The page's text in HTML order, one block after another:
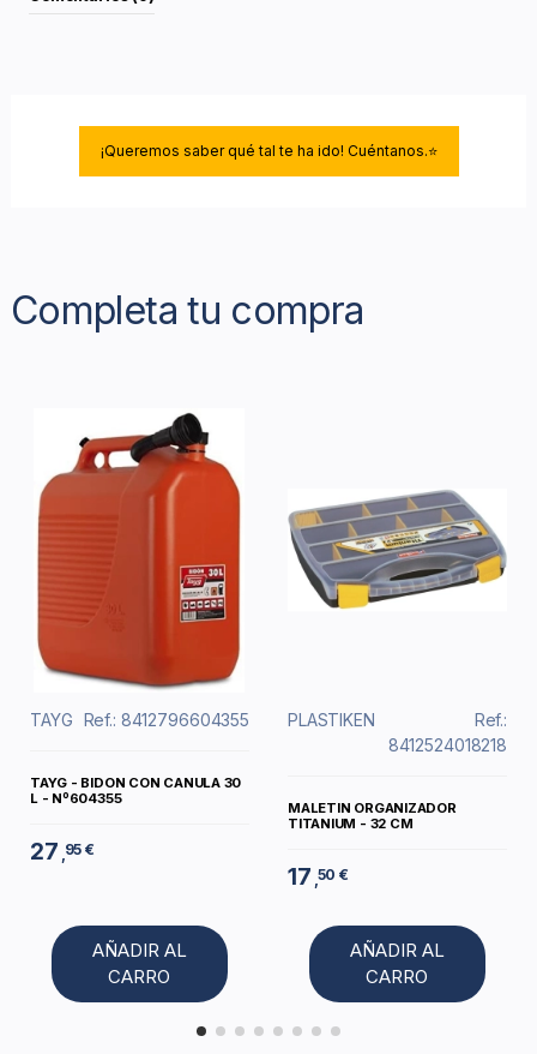
¡Queremos saber qué tal te ha ido! Cuéntanos.⭐
Completa tu compra
TAYG Ref.: 8412796604355
TAYG - BIDON CON CANULA 30
L - Nº604355
27 ,95 €
AÑADIR AL
CARRO
PLASTIKEN
Ref.:
8412524018218
MALETIN ORGANIZADOR
TITANIUM - 32 CM
17 ,50 €
AÑADIR AL
CARRO